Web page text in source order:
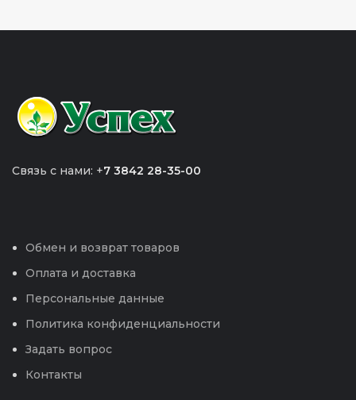
Связь с нами: +7 3842 28-35-00
Обмен и возврат товаров
Оплата и доставка
Персональные данные
Политика конфиденциальности
Задать вопрос
Контакты